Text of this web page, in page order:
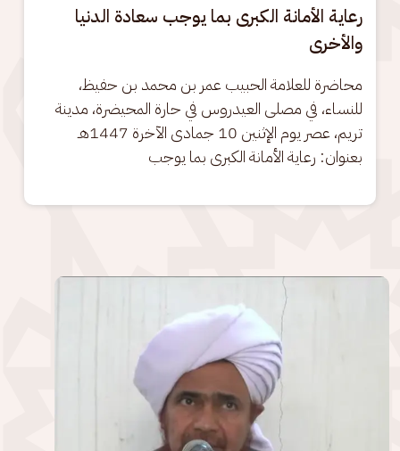
رعاية الأمانة الكبرى بما يوجب سعادة الدنيا
والأخرى
محاضرة للعلامة الحبيب عمر بن محمد بن حفيظ،
للنساء، في مصلى العيدروس في حارة المحيضرة، مدينة
تريم، عصر يوم الإثنين 10 جمادى الآخرة 1447هـ
بعنوان: رعاية الأمانة الكبرى بما يوجب
الصورة